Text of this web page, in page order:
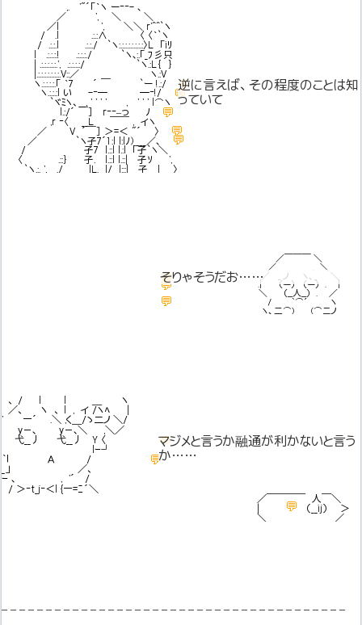
💬
💬
💬
💬
💬
逆に言えば、その程度のことは知
っていて
,. '"´「｀ヽ ー‐‐- ､
／ ', ＼ ＼
／l ', ＼＼ r'^^`ヽ
/ .l .:.:∧ 〈 〈｀`ヽ
/ .:.:.l .:.:./ `ヽ:.:.:.:.:.:.:.:〉L 「iﾘ
l .:.:.:.! .:.:.:./ `ヽ､:.「_ﾌ彡只
| .:.:.:.:.:.', .:.:.:.:/ `ヽ.:L｛ ｝
|.:.:.:.:.:.:.:.V::／ ヽ.:V
ヽ.:.:.:.:.「 ｀7 ´ ￣ `ー !.:/
ヽ.:.:.:l い -‐━ ━‐!/
`ヾﾐヽ、__, ' ' ' ' , ' ' ' l⌒ヽ
l.:/´ ￣］ r‐‐–っ ﾉ
,r ‐〈 __L ￣￣ , イヽ
／ V ´￣］ ＞=＜ "´ 〉
／ `ヽ孑7´1:l l:lﾉ) ___／､
/ 孑7 l.::l l.:l 「孑`ヽ＼
〈 .::｝ 孑. l.::l l.::| 孑ｿ ',
`ヽ.:. ', ./ lL. l/ l:::| 孑 l 〉
💬
💬
💬
そりゃそうだお……
／￣￣￣ ＼
／ . ＼
そりゃそうだお……／ _ ノ ヽ、_ ＼
悪かったお
.| （ー） （ー） . |
＼ （__人__） . ／
後で目ぇ通させてもらうお
/ ｀⌒´ ヽ
ヽ、二⌒) (⌒ニノ
💬
💬
💬
マジメと言うか融通が利かないと言う
か……
、 / l l ＿ ヽ
／、 ヽ 、 l , イ /ヽﾍ |
' ―´ .＼ ,く＿/ゝ二ノ ＼/
y－､ y－､＼ ,＼／
弋__丿 弋__丿 Y 〈
lｰ┘
｀ｌ Ａ /
_」 ／、
ｰ ､ , '´ /
/ ＞‐t_j‐＜l {―=ﾆ´＼
／￣￣￣￣ 人￣＼
うっ…… （__ij） ＞
＼＿＿＿＿＿＿___／
– – – – – – – – – – – – – – – – – – – – – – – – – – – – – – – – – – – – – – –